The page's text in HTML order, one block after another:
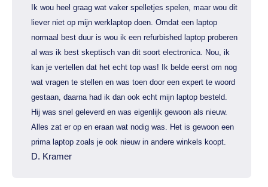
Ik wou heel graag wat vaker spelletjes spelen, maar wou dit
liever niet op mijn werklaptop doen. Omdat een laptop
normaal best duur is wou ik een refurbished laptop proberen
al was ik best skeptisch van dit soort electronica. Nou, ik
kan je vertellen dat het echt top was! Ik belde eerst om nog
wat vragen te stellen en was toen door een expert te woord
gestaan, daarna had ik dan ook echt mijn laptop besteld.
Hij was snel geleverd en was eigenlijk gewoon als nieuw.
Alles zat er op en eraan wat nodig was. Het is gewoon een
prima laptop zoals je ook nieuw in andere winkels koopt.
D. Kramer